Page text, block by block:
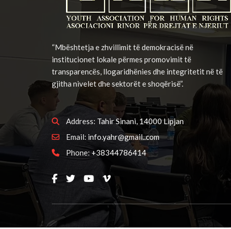
“Mbështetja e zhvillimit të demokracisë në
institucionet lokale përmes promovimit të
transparencës, llogaridhënies dhe integritetit në të
gjitha nivelet dhe sektorët e shoqërisë”.
Address: Tahir Sinani, 14000 Lipjan
Email: info.yahr@gmail..com
Phone:+38344786414